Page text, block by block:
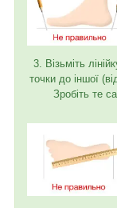
3. Візьміть
точки до іншої
Зробіть те